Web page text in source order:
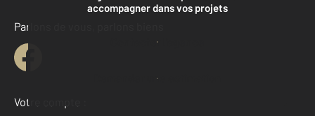
accompagner dans vos projets
Contacter l'agence
Demander une estimation
Parlons de vous, parlons biens
Votre compte :